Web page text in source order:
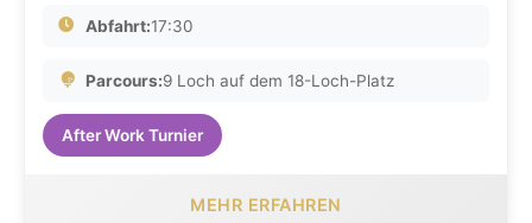
Abfahrt:17:30
Parcours:9 Loch auf dem 18-Loch-Platz
After Work Turnier
MEHR ERFAHREN